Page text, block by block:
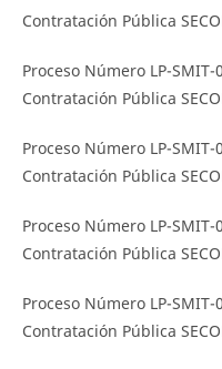
Contratación Pública
Proceso Número LP-
Contratación Pública
Proceso Número LP-
Contratación Pública
Proceso Número LP-
Contratación Pública
Proceso Número LP-
Contratación Pública